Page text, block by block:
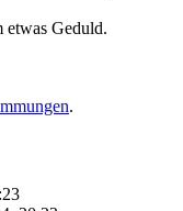
etwas Geduld.
.